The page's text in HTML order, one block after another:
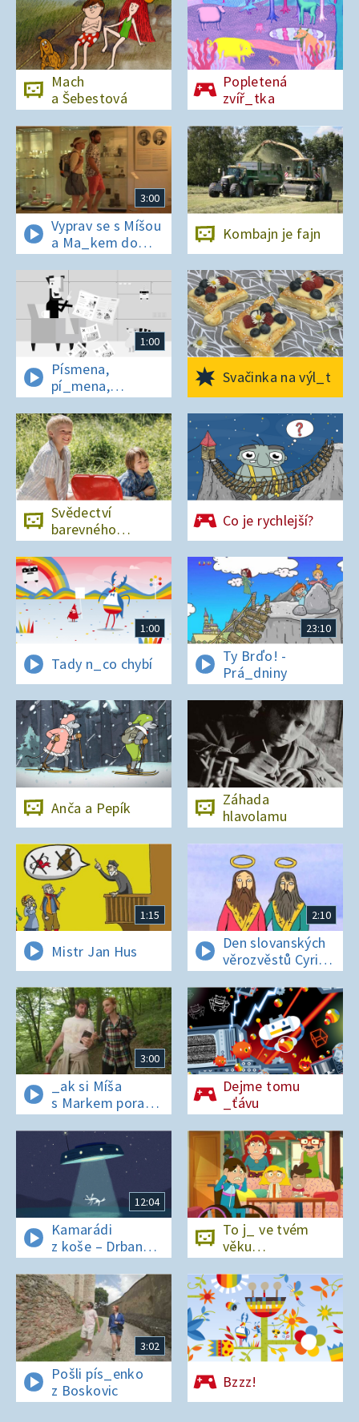
Mach
a Šebestová
Popletená
zvíř_tka
3:00
Vyprav se s Míšou
a Ma_kem do
Dobrovických
muzeí
Kombajn je fajn
1:00
Písmena,
pí_mena,
písmena
Svačinka na výl_t
Svědectví
barevného
ostrova
Co je rychlejší?
1:00
Tady n_co chybí
23:10
Ty Brďo! -
Prá_dniny
Anča a Pepík
Záhada
hlavolamu
1:15
Mistr Jan Hus
2:10
Den slovanských
věrozvěstů Cyrila
a Metoděje
3:00
_ak si Míša
s Markem poradí
v lese bez
si_nálu?
Dejme tomu
_ťávu
12:04
Kamarádi
z koše – Drban
a UFO
To j_ ve tvém
věku…
3:02
Pošli pís_enko
z Boskovic
Bzzz!